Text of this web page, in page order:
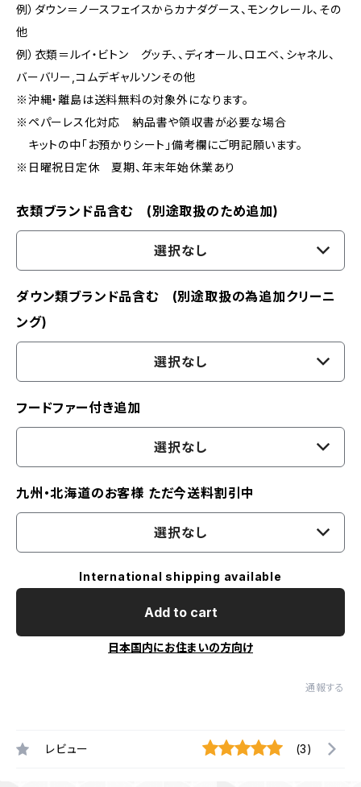
例）ダウン＝ノースフェイスからカナダグース、モンクレール、その
他
例）衣類＝ルイ・ビトン グッチ、、ディオール、ロエベ、シャネル、
バーバリー,コムデギャルソンその他
※沖縄・離島は送料無料の対象外になります。
※ペパーレス化対応 納品書や領収書が必要な場合
キットの中「お預かりシート」備考欄にご明記願います。
※日曜祝日定休 夏期、年末年始休業あり
衣類ブランド品含む (別途取扱のため追加)
選択なし
ダウン類ブランド品含む (別途取扱の為追加クリーニ
ング)
選択なし
フードファー付き追加
選択なし
九州・北海道のお客様 ただ今送料割引中
選択なし
International shipping available
Add to cart
日本国内にお住まいの方向け
通報する
レビュー (3)